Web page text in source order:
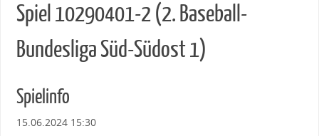
Spiel 10290401-2 (2. Baseball-
Bundesliga Süd-Südost 1)
Spielinfo
15.06.2024 15:30